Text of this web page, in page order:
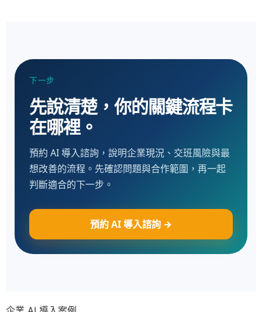
下一步
先說清楚，你的關鍵流程卡
在哪裡。
預約 AI 導入諮詢，說明企業現況、交班風險與最
想改善的流程。先確認問題與合作範圍，再一起
判斷適合的下一步。
預約 AI 導入諮詢 →